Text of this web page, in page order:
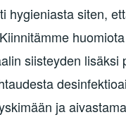
hygieniasta siten,
siisteyden
ja